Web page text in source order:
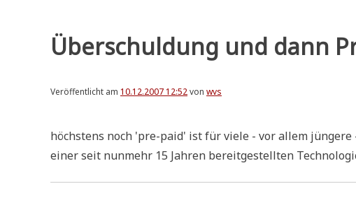
Überschuldung und dann
Veröffentlicht am 10.12.2007 12:52von wvs
höch­stens noch 'pre-paid' ist für vie­le - vor allem
einer seit nun­mehr 15 Jah­ren bereit­ge­stell­ten